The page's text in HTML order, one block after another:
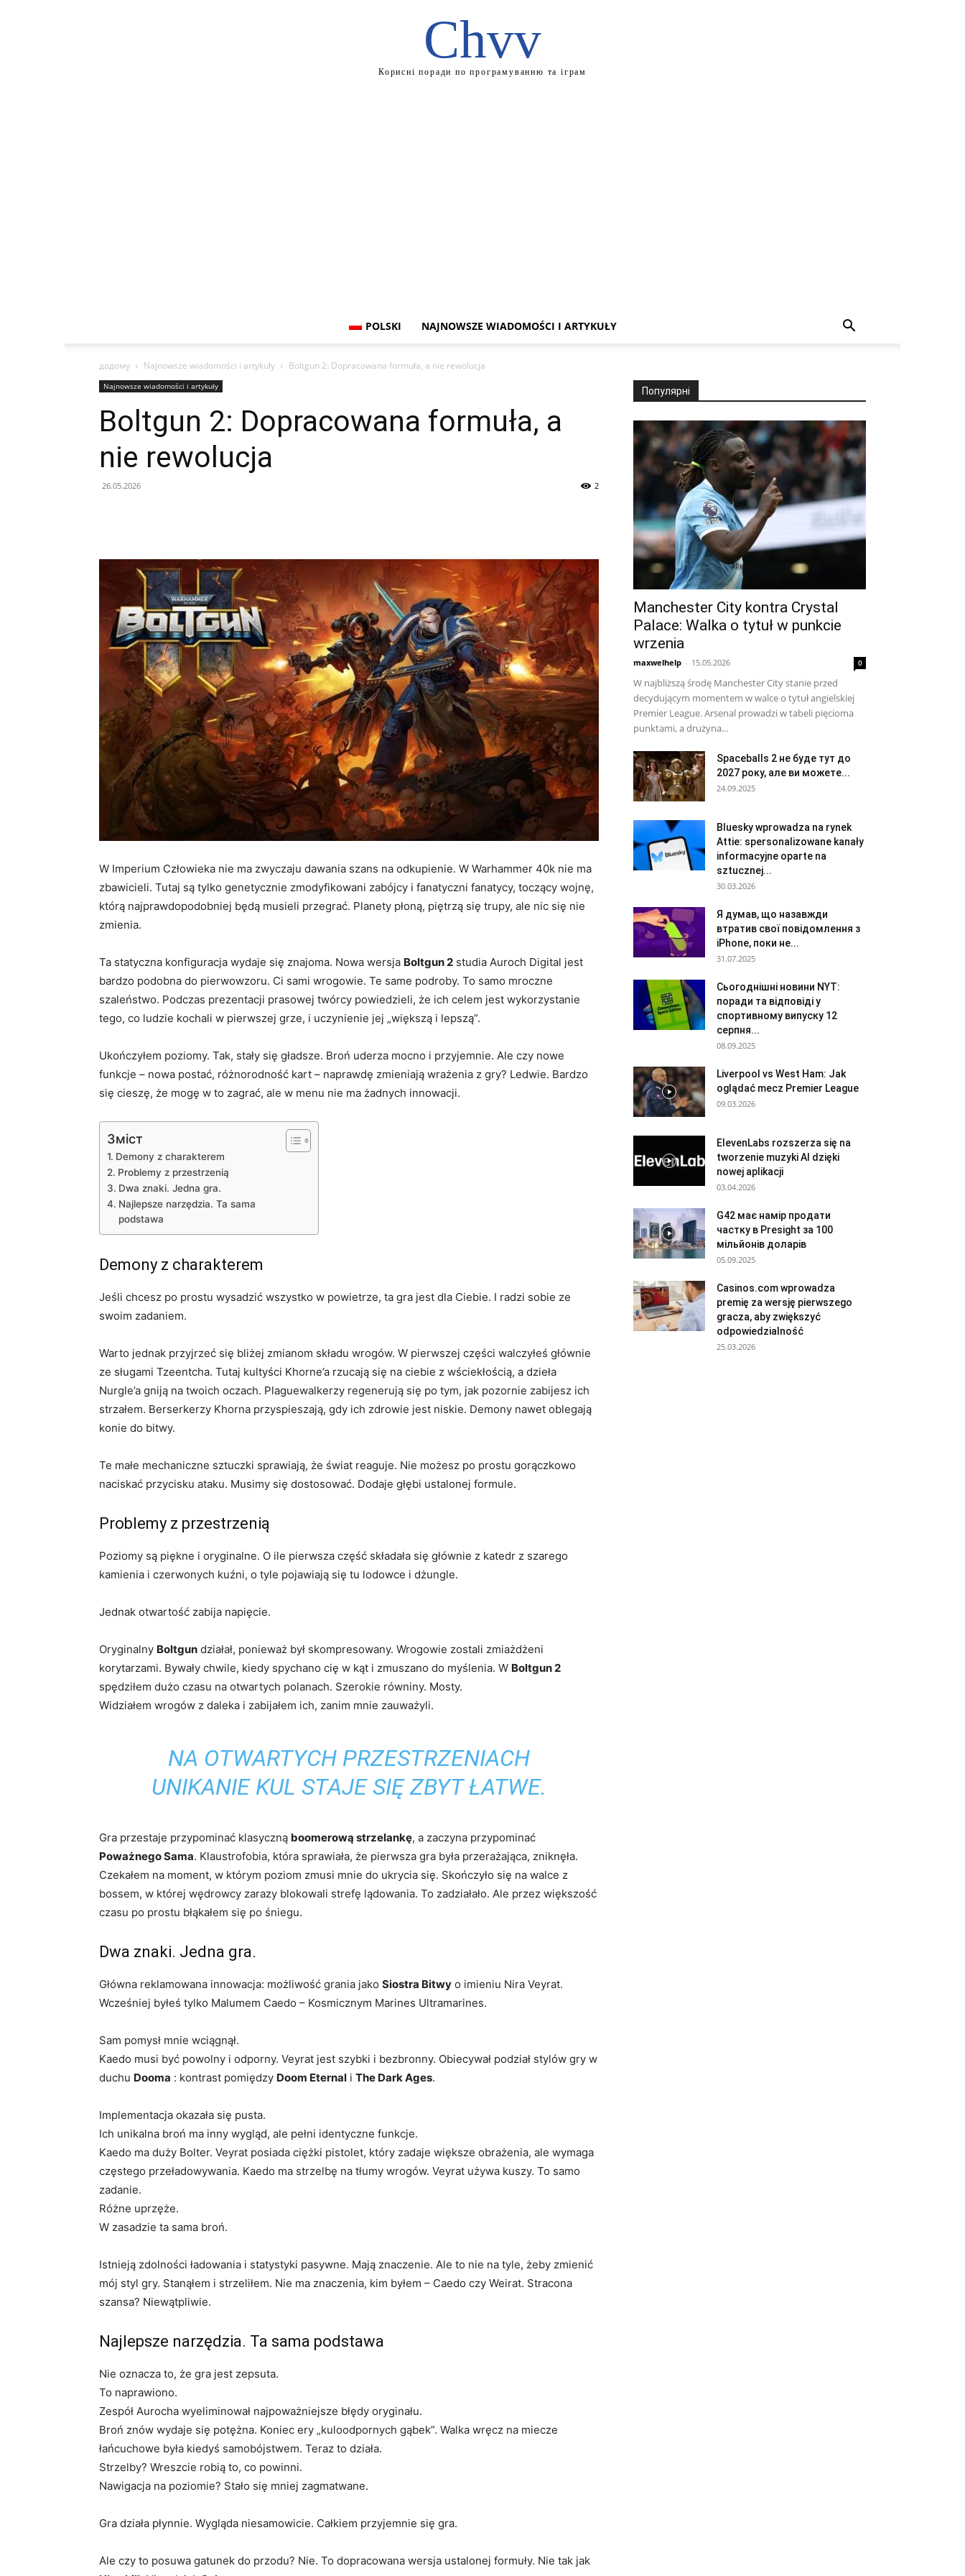
Chvv
Корисні поради по програмуванню та іграм
POLSKI NAJNOWSZE WIADOMOŚCI I ARTYKUŁY
додому Najnowsze wiadomości i artykuły Boltgun 2: Dopracowana formuła, a nie rewolucja
Najnowsze wiadomości i artykuły
Boltgun 2: Dopracowana formuła, a
nie rewolucja
26.05.2026 2
W Imperium Człowieka nie ma zwyczaju dawania szans na odkupienie. W Warhammer 40k nie ma
zbawicieli. Tutaj są tylko genetycznie zmodyfikowani zabójcy i fanatyczni fanatycy, toczący wojnę,
którą najprawdopodobniej będą musieli przegrać. Planety płoną, piętrzą się trupy, ale nic się nie
zmienia.
Ta statyczna konfiguracja wydaje się znajoma. Nowa wersja Boltgun 2 studia Auroch Digital jest
bardzo podobna do pierwowzoru. Ci sami wrogowie. Te same podroby. To samo mroczne
szaleństwo. Podczas prezentacji prasowej twórcy powiedzieli, że ich celem jest wykorzystanie
tego, co ludzie kochali w pierwszej grze, i uczynienie jej „większą i lepszą”.
Ukończyłem poziomy. Tak, stały się gładsze. Broń uderza mocno i przyjemnie. Ale czy nowe
funkcje – nowa postać, różnorodność kart – naprawdę zmieniają wrażenia z gry? Ledwie. Bardzo
się cieszę, że mogę w to zagrać, ale w menu nie ma żadnych innowacji.
Зміст
Demony z charakterem
Problemy z przestrzenią
Dwa znaki. Jedna gra.
Najlepsze narzędzia. Ta sama
podstawa
Demony z charakterem
Jeśli chcesz po prostu wysadzić wszystko w powietrze, ta gra jest dla Ciebie. I radzi sobie ze
swoim zadaniem.
Warto jednak przyjrzeć się bliżej zmianom składu wrogów. W pierwszej części walczyłeś głównie
ze sługami Tzeentcha. Tutaj kultyści Khorne’a rzucają się na ciebie z wściekłością, a dzieła
Nurgle’a gniją na twoich oczach. Plaguewalkerzy regenerują się po tym, jak pozornie zabijesz ich
strzałem. Berserkerzy Khorna przyspieszają, gdy ich zdrowie jest niskie. Demony nawet oblegają
konie do bitwy.
Te małe mechaniczne sztuczki sprawiają, że świat reaguje. Nie możesz po prostu gorączkowo
naciskać przycisku ataku. Musimy się dostosować. Dodaje głębi ustalonej formule.
Problemy z przestrzenią
Poziomy są piękne i oryginalne. O ile pierwsza część składała się głównie z katedr z szarego
kamienia i czerwonych kuźni, o tyle pojawiają się tu lodowce i dżungle.
Jednak otwartość zabija napięcie.
Oryginalny Boltgun działał, ponieważ był skompresowany. Wrogowie zostali zmiażdżeni
korytarzami. Bywały chwile, kiedy spychano cię w kąt i zmuszano do myślenia. W Boltgun 2
spędziłem dużo czasu na otwartych polanach. Szerokie równiny. Mosty.
Widziałem wrogów z daleka i zabijałem ich, zanim mnie zauważyli.
NA OTWARTYCH PRZESTRZENIACH
UNIKANIE KUL STAJE SIĘ ZBYT ŁATWE.
Gra przestaje przypominać klasyczną boomerową strzelankę, a zaczyna przypominać
Poważnego Sama. Klaustrofobia, która sprawiała, że ​​pierwsza gra była przerażająca, zniknęła.
Czekałem na moment, w którym poziom zmusi mnie do ukrycia się. Skończyło się na walce z
bossem, w której wędrowcy zarazy blokowali strefę lądowania. To zadziałało. Ale przez większość
czasu po prostu błąkałem się po śniegu.
Dwa znaki. Jedna gra.
Główna reklamowana innowacja: możliwość grania jako Siostra Bitwy o imieniu Nira Veyrat.
Wcześniej byłeś tylko Malumem Caedo – Kosmicznym Marines Ultramarines.
Sam pomysł mnie wciągnął.
Kaedo musi być powolny i odporny. Veyrat jest szybki i bezbronny. Obiecywał podział stylów gry w
duchu Dooma : kontrast pomiędzy Doom Eternal i The Dark Ages.
Implementacja okazała się pusta.
Ich unikalna broń ma inny wygląd, ale pełni identyczne funkcje.
Kaedo ma duży Bolter. Veyrat posiada ciężki pistolet, który zadaje większe obrażenia, ale wymaga
częstego przeładowywania. Kaedo ma strzelbę na tłumy wrogów. Veyrat używa kuszy. To samo
zadanie.
Różne uprzęże.
W zasadzie ta sama broń.
Istnieją zdolności ładowania i statystyki pasywne. Mają znaczenie. Ale to nie na tyle, żeby zmienić
mój styl gry. Stanąłem i strzeliłem. Nie ma znaczenia, kim byłem – Caedo czy Weirat. Stracona
szansa? Niewątpliwie.
Najlepsze narzędzia. Ta sama podstawa
Nie oznacza to, że gra jest zepsuta.
To naprawiono.
Zespół Aurocha wyeliminował najpoważniejsze błędy oryginału.
Broń znów wydaje się potężna. Koniec ery „kuloodpornych gąbek”. Walka wręcz na miecze
łańcuchowe była kiedyś samobójstwem. Teraz to działa.
Strzelby? Wreszcie robią to, co powinni.
Nawigacja na poziomie? Stało się mniej zagmatwane.
Gra działa płynnie. Wygląda niesamowicie. Całkiem przyjemnie się gra.
Ale czy to posuwa gatunek do przodu? Nie. To dopracowana wersja ustalonej formuły. Nie tak jak
Популярні
Manchester City kontra Crystal
Palace: Walka o tytuł w punkcie
wrzenia
maxwelhelp - 15.05.2026 0
W najbliższą środę Manchester City stanie przed
decydującym momentem w walce o tytuł angielskiej
Premier League. Arsenal prowadzi w tabeli pięcioma
punktami, a drużyna...
Spaceballs 2 не буде тут до
2027 року, але ви можете...
24.09.2025
Bluesky wprowadza na rynek
Attie: spersonalizowane kanały
informacyjne oparte na
sztucznej...
30.03.2026
Я думав, що назавжди
втратив свої повідомлення з
iPhone, поки не...
31.07.2025
Сьогоднішні новини NYT:
поради та відповіді у
спортивному випуску 12
серпня...
08.09.2025
Liverpool vs West Ham: Jak
oglądać mecz Premier League
09.03.2026
ElevenLabs rozszerza się na
tworzenie muzyki AI dzięki
nowej aplikacji
03.04.2026
G42 має намір продати
частку в Presight за 100
мільйонів доларів
05.09.2025
Casinos.com wprowadza
premię za wersję pierwszego
gracza, aby zwiększyć
odpowiedzialność
25.03.2026